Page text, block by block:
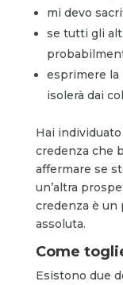
mi devo
se tutti gli
esprimere
isolerà dai
Hai
credenza che
affermare se
un’altra
credenza è un
assoluta.
Come
Esistono due